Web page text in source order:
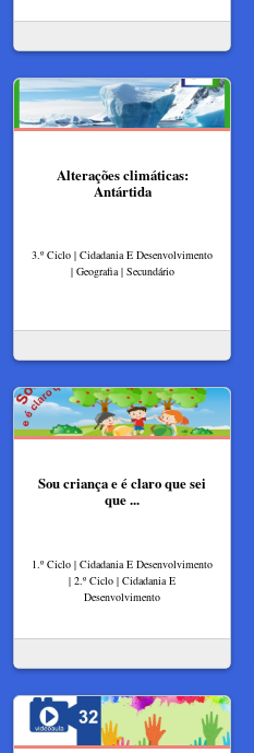
Alterações climáticas:
Antártida
3.º Ciclo | Cidadania E Desenvolvimento
| Geografia | Secundário
Sou criança e é claro que sei
que ...
1.º Ciclo | Cidadania E Desenvolvimento
| 2.º Ciclo | Cidadania E
Desenvolvimento